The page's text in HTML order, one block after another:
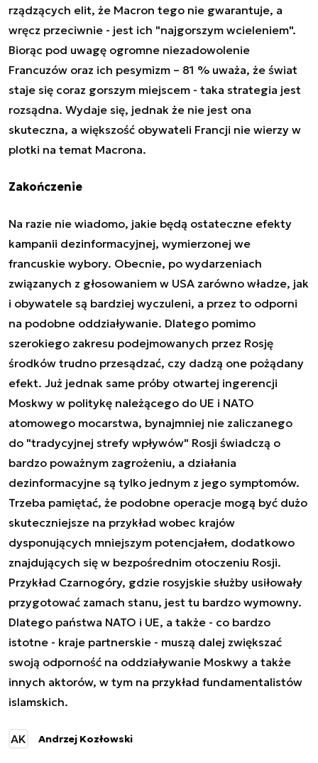
rządzących elit, że Macron tego nie gwarantuje, a
wręcz przeciwnie - jest ich "najgorszym wcieleniem".
Biorąc pod uwagę ogromne niezadowolenie
Francuzów oraz ich pesymizm – 81 % uważa, że świat
staje się coraz gorszym miejscem - taka strategia jest
rozsądna. Wydaje się, jednak że nie jest ona
skuteczna, a większość obywateli Francji nie wierzy w
plotki na temat Macrona.
Zakończenie
Na razie nie wiadomo, jakie będą ostateczne efekty
kampanii dezinformacyjnej, wymierzonej we
francuskie wybory. Obecnie, po wydarzeniach
związanych z głosowaniem w USA zarówno władze, jak
i obywatele są bardziej wyczuleni, a przez to odporni
na podobne oddziaływanie. Dlatego pomimo
szerokiego zakresu podejmowanych przez Rosję
środków trudno przesądzać, czy dadzą one pożądany
efekt. Już jednak same próby otwartej ingerencji
Moskwy w politykę należącego do UE i NATO
atomowego mocarstwa, bynajmniej nie zaliczanego
do "tradycyjnej strefy wpływów" Rosji świadczą o
bardzo poważnym zagrożeniu, a działania
dezinformacyjne są tylko jednym z jego symptomów.
Trzeba pamiętać, że podobne operacje mogą być dużo
skuteczniejsze na przykład wobec krajów
dysponujących mniejszym potencjałem, dodatkowo
znajdujących się w bezpośrednim otoczeniu Rosji.
Przykład Czarnogóry, gdzie rosyjskie służby usiłowały
przygotować zamach stanu, jest tu bardzo wymowny.
Dlatego państwa NATO i UE, a także - co bardzo
istotne - kraje partnerskie - muszą dalej zwiększać
swoją odporność na oddziaływanie Moskwy a także
innych aktorów, w tym na przykład fundamentalistów
islamskich.
AK Andrzej Kozłowski